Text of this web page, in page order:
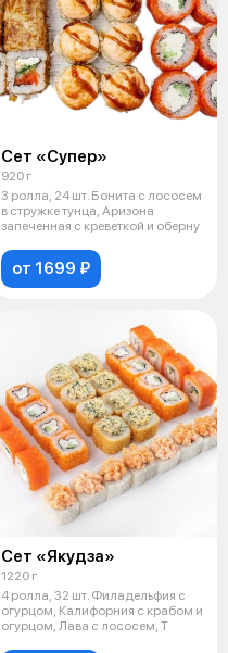
Сет «Супер»
920 г
3 ролла, 24 шт. Бонита с лососем
в стружке тунца, Аризона
запеченная с креветкой и оберну
от 1699 ₽
Сет «Якудза»
1220 г
4 ролла, 32 шт. Филадельфия с
огурцом, Калифорния с крабом и
огурцом, Лава с лососем, Т